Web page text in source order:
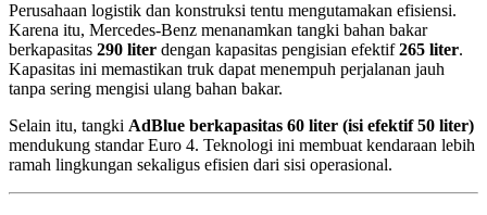
Perusahaan logistik dan konstruksi tentu mengutamakan efisiensi.
Karena itu, Mercedes-Benz menanamkan tangki bahan bakar
berkapasitas 290 liter dengan kapasitas pengisian efektif265 liter.
Kapasitas ini memastikan truk dapat menempuh perjalanan jauh
tanpa sering mengisi ulang bahan bakar.
Selain itu, tangki AdBlue berkapasitas 60 liter (isi efektif 50 liter)
mendukung standar Euro 4. Teknologi ini membuat kendaraan lebih
ramah lingkungan sekaligus efisien dari sisi operasional.